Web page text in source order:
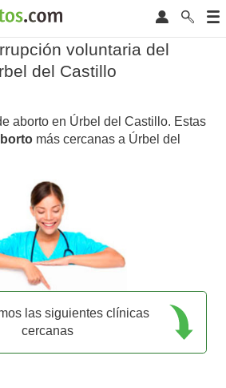
voluntaria del
del Castillo
aborto en Úrbel del Castillo. Estas
más cercanas a Úrbel del
las siguientes clínicas
cercanas